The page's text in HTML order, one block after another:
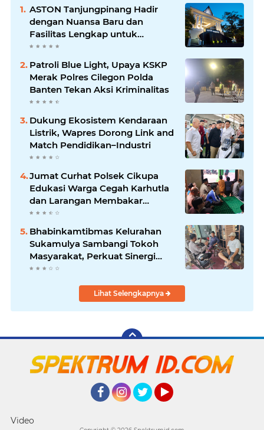
ASTON Tanjungpinang Hadir
dengan Nuansa Baru dan
Fasilitas Lengkap untuk
Kenyamanan Tamu
Patroli Blue Light, Upaya KSKP
Merak Polres Cilegon Polda
Banten Tekan Aksi Kriminalitas
Dukung Ekosistem Kendaraan
Listrik, Wapres Dorong Link and
Match Pendidikan–Industri
Jumat Curhat Polsek Cikupa
Edukasi Warga Cegah Karhutla
dan Larangan Membakar
Sampah
Bhabinkamtibmas Kelurahan
Sukamulya Sambangi Tokoh
Masyarakat, Perkuat Sinergi
Jaga Kamtibmas
Lihat Selengkapnya
Video